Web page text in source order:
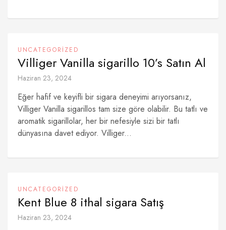
UNCATEGORIZED
Villiger Vanilla sigarillo 10’s Satın Al
Haziran 23, 2024
Eğer hafif ve keyifli bir sigara deneyimi arıyorsanız,
Villiger Vanilla sigarillos tam size göre olabilir. Bu tatlı ve
aromatik sigarillolar, her bir nefesiyle sizi bir tatlı
dünyasına davet ediyor. Villiger...
UNCATEGORIZED
Kent Blue 8 ithal sigara Satış
Haziran 23, 2024